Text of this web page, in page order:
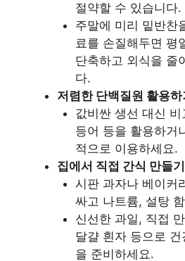
절약할 수 있습니다.
주말에 미리 밑반찬
료를 손질해두면 평
단축하고 외식을 줄
다.
저렴한 단백질원 활용하
값비싼 생선 대신
등어 등을 활용하거
적으로 이용하세요.
집에서 직접 간식 만들기
시판 과자나 베이커
싸고 나트륨, 설탕
신선한 과일, 직접
달걀 흰자 등으로
을 준비하세요.